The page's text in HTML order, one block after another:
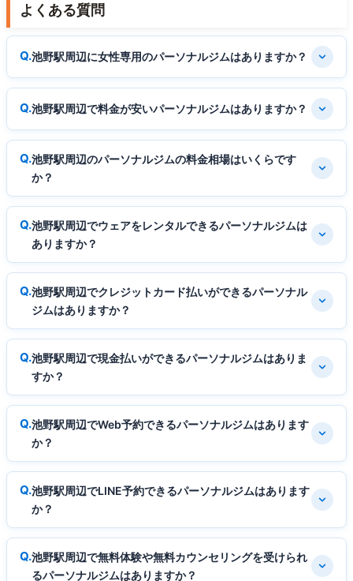
よくある質問
池野駅周辺に女性専用のパーソナルジムはありますか？
池野駅周辺で料金が安いパーソナルジムはありますか？
池野駅周辺のパーソナルジムの料金相場はいくらです
か？
池野駅周辺でウェアをレンタルできるパーソナルジムは
ありますか？
池野駅周辺でクレジットカード払いができるパーソナル
ジムはありますか？
池野駅周辺で現金払いができるパーソナルジムはありま
すか？
池野駅周辺でWeb予約できるパーソナルジムはあります
か？
池野駅周辺でLINE予約できるパーソナルジムはあります
か？
池野駅周辺で無料体験や無料カウンセリングを受けられ
るパーソナルジムはありますか？